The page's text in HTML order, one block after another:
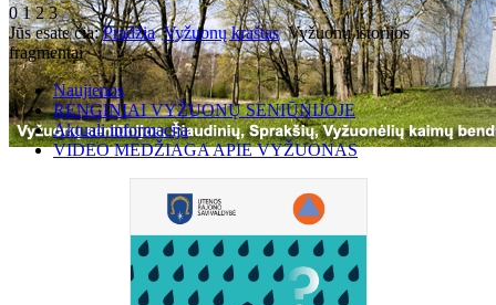
0123
Jūs esate čia:Pradžia Vyžuonų kraštas Vyžuonų istorijos
fragmentai
Naujienos
RENGINIAI VYŽUONŲ SENIŪNIJOJE
Aktuali informacija
VIDEO MEDŽIAGA APIE VYŽUONAS